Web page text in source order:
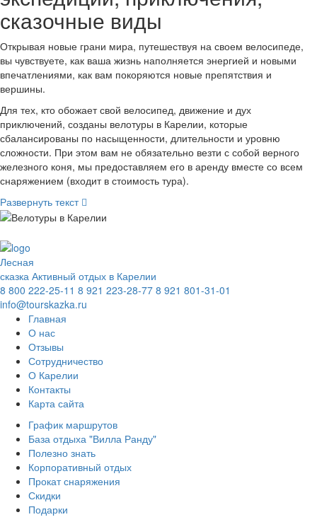
сказочные виды
Открывая новые грани мира, путешествуя на своем велосипеде,
вы чувствуете, как ваша жизнь наполняется энергией и новыми
впечатлениями, как вам покоряются новые препятствия и
вершины.
Для тех, кто обожает свой велосипед, движение и дух
приключений, созданы велотуры в Карелии, которые
сбалансированы по насыщенности, длительности и уровню
сложности. При этом вам не обязательно везти с собой верного
железного коня, мы предоставляем его в аренду вместе со всем
снаряжением (входит в стоимость тура).
Развернуть текст
Лесная
сказка Активный отдых в Карелии
8 800 222-25-11 8 921 223-28-77 8 921 801-31-01
info@tourskazka.ru
Главная
О нас
Отзывы
Сотрудничество
О Карелии
Контакты
Карта сайта
График маршрутов
База отдыха "Вилла Ранду"
Полезно знать
Корпоративный отдых
Прокат снаряжения
Скидки
Подарки